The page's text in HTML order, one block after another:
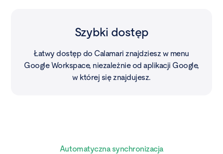
Szybki dostęp
Łatwy dostęp do Calamari znajdziesz w menu
Google Workspace, niezależnie od aplikacji Google,
w której się znajdujesz.
Automatyczna synchronizacja